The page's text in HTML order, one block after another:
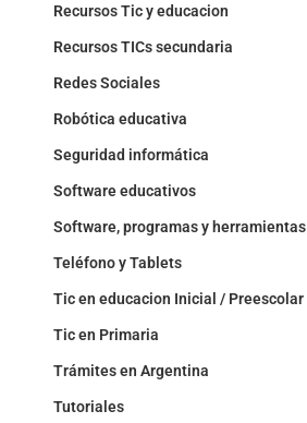
Recursos Tic y educacion
Recursos TICs secundaria
Redes Sociales
Robótica educativa
Seguridad informática
Software educativos
Software, programas y herramientas
Teléfono y Tablets
Tic en educacion Inicial / Preescolar
Tic en Primaria
Trámites en Argentina
Tutoriales